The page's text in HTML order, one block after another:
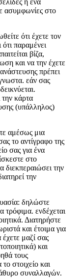
ή ένα
ασυμφωνίες στο
ότι έχετε τον
παραμένει
βίζα,
και να την έχετε
πρέπει
εάν σας
την κάρτα
(υπάλληλος)
αμέσως μια
το αντίγραφο της
σας για ένα
στο
την
την
δηλώστε
τρόφιμα. ενδέχεται
Διατηρήστε
και έτοιμα για
μαζί σας
και
τους
στοιχείο και
συναλλαγών.